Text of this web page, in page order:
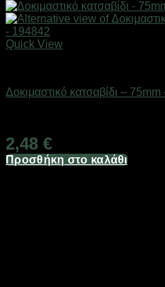
Quick View
Δοκιμαστικό κατσαβίδι –
2,48 €
Προσθήκη στο καλάθι